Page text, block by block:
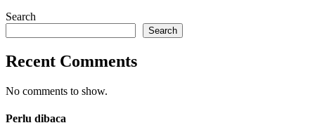
Search
Search
Recent Comments
No comments to show.
Perlu dibaca